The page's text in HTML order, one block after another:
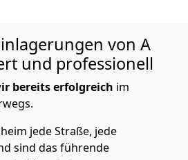
von A
und professionell
bereits erfolgreich im
jede Straße, jede
sind das führende